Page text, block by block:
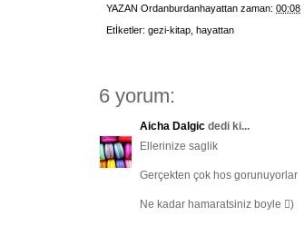
YAZAN Ordanburdanhayattan zaman: 00:08
Etİketler: gezi-kitap hayattan
6 yorum:
Aicha Dalgic dedi ki...
Ellerinize saglik
Gerçekten çok hos gorunuyorlar
Ne kadar hamaratsiniz boyle )